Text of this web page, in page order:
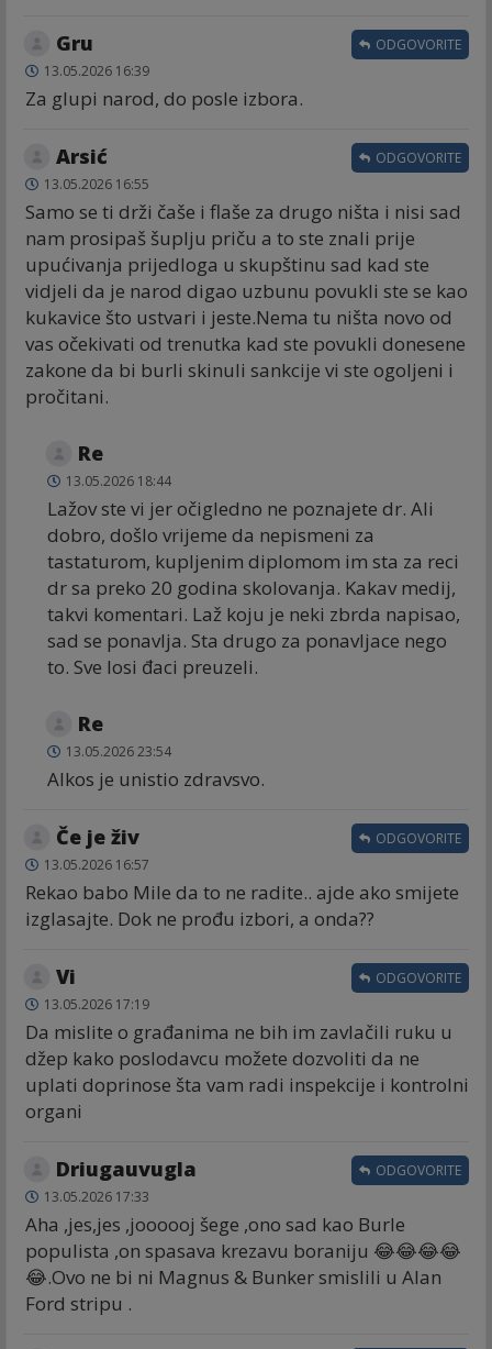
Gru
13.05.2026 16:39
Za glupi narod, do posle izbora.
ODGOVORITE
Arsić
13.05.2026 16:55
Samo se ti drži čaše i flaše za drugo ništa i nisi sad
nam prosipaš šuplju priču a to ste znali prije
upućivanja prijedloga u skupštinu sad kad ste
vidjeli da je narod digao uzbunu povukli ste se kao
kukavice što ustvari i jeste.Nema tu ništa novo od
vas očekivati od trenutka kad ste povukli donesene
zakone da bi burli skinuli sankcije vi ste ogoljeni i
pročitani.
ODGOVORITE
Re
13.05.2026 18:44
Lažov ste vi jer očigledno ne poznajete dr. Ali
dobro, došlo vrijeme da nepismeni za
tastaturom, kupljenim diplomom im sta za reci
dr sa preko 20 godina skolovanja. Kakav medij,
takvi komentari. Laž koju je neki zbrda napisao,
sad se ponavlja. Sta drugo za ponavljace nego
to. Sve losi đaci preuzeli.
Re
13.05.2026 23:54
Alkos je unistio zdravsvo.
Če je živ
13.05.2026 16:57
Rekao babo Mile da to ne radite.. ajde ako smijete
izglasajte. Dok ne prođu izbori, a onda??
ODGOVORITE
Vi
13.05.2026 17:19
Da mislite o građanima ne bih im zavlačili ruku u
džep kako poslodavcu možete dozvoliti da ne
uplati doprinose šta vam radi inspekcije i kontrolni
organi
ODGOVORITE
Driugauvugla
13.05.2026 17:33
Aha ,jes,jes ,joooooj šege ,ono sad kao Burle
populista ,on spasava krezavu boraniju 😂😂😂😂
😂.Ovo ne bi ni Magnus & Bunker smislili u Alan
Ford stripu .
ODGOVORITE